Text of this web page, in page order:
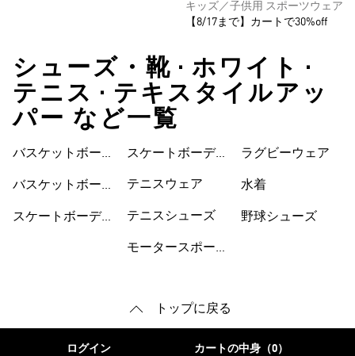
キッズ／子供用 スポーツウェア
【8/17まで】カートで30%off
シューズ・靴 • ホワイト •
テニス • テキスタイルアッ
パー など一覧
バスケットボール
バスケットボール
スケートボーディ
スケートボーディ
テニスウェア
テニスシューズ
モータースポーツ
ウェア
ラグビーウェア
水着
野球シューズ
トップに戻る
ログイン カートの中身（0）